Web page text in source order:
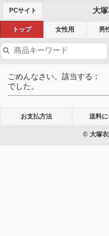
PCサイト 大
トップ 女性用 男
ごめんなさい。該当する：
でした。
お支払方法 送料
© 大塚衣